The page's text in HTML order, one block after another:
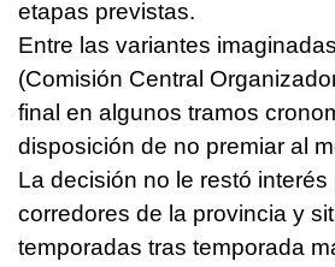
etapas previstas.
Entre las variantes
(Comisión Central
final en algunos tramos
disposición de no premiar al
La decisión no le restó interés
corredores de la provincia y
temporadas tras temporada